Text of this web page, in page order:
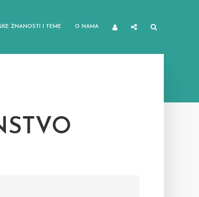
ZNANOSTI I TEME O NAMA